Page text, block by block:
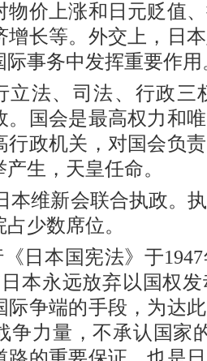
物价上涨和日元贬值
增长等。外交上，日
际事务中发挥重要作用
立法、司法、行政
。国会是最高权力和
行政机关，对国会负
生，天皇任命。
本维新会联合执政。
少数席位。
《日本国宪法》于
本永远放弃以国权
际争端的手段，为达
争力量，不承认国家